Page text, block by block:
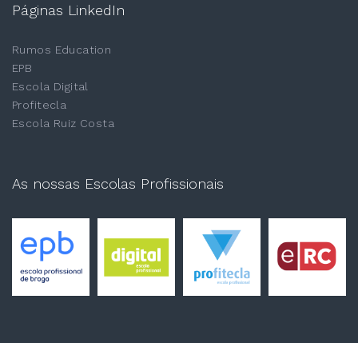
Páginas LinkedIn
Rumos Education
EPB
Escola Digital
Profitecla
Escola Ruiz Costa
As nossas Escolas Profissionais